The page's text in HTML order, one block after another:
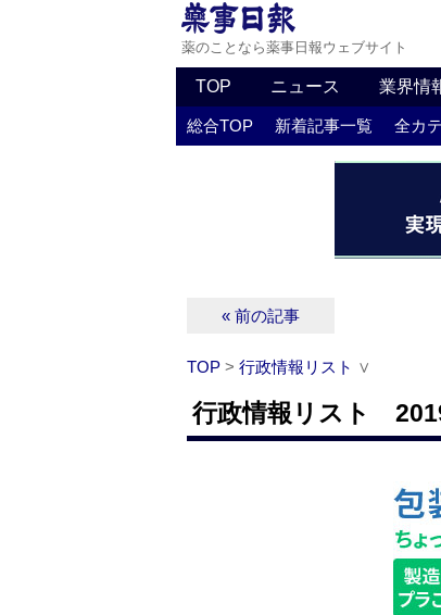
薬のことなら薬事日報ウェブサイト
TOP ニュース 業界情
総合TOP 新着記事一覧 全カ
« 前の記事
TOP > 行政情報リスト ∨
行政情報リスト